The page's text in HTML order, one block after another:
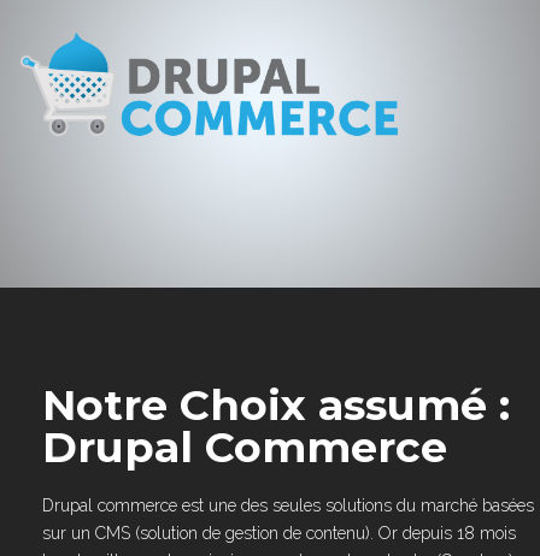
Notre Choix assumé :
Drupal Commerce
Drupal commerce est une des seules solutions du marché basées
sur un CMS (solution de gestion de contenu). Or depuis 18 mois